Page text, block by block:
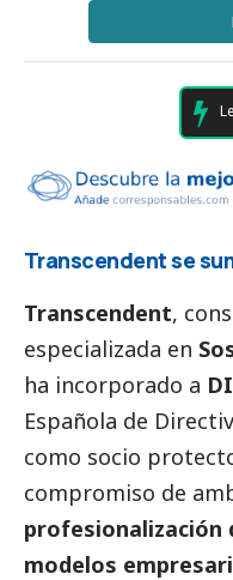
Transcendent se
Transcendent,
especializada en
ha incorporado a
Española de
como socio
compromiso de
profesionalización
modelos